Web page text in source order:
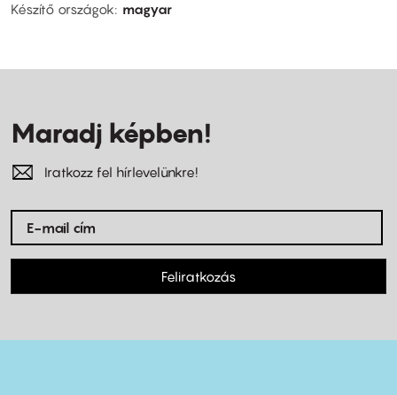
Készítő országok
magyar
Maradj képben!
Iratkozz fel hírlevelünkre!
Feliratkozás